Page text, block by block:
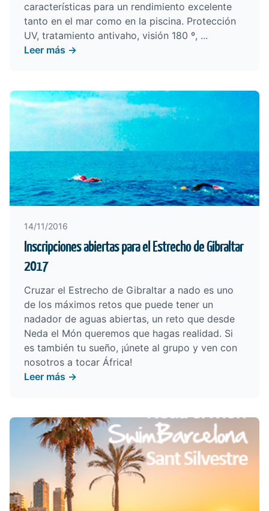
características para un rendimiento excelente
tanto en el mar como en la piscina. Protección
UV, tratamiento antivaho, visión 180 º, ...
Leer más →
14/11/2016
Inscripciones abiertas para el Estrecho de Gibraltar
2017
Cruzar el Estrecho de Gibraltar a nado es uno
de los máximos retos que puede tener un
nadador de aguas abiertas, un reto que desde
Neda el Món queremos que hagas realidad. Si
es también tu sueño, ¡únete al grupo y ven con
nosotros a tocar África!
Leer más →